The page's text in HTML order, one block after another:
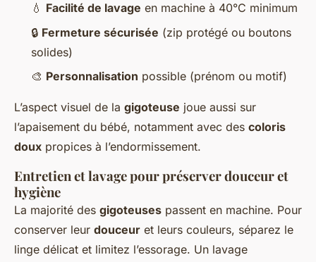
💧 Facilité de lavage en machine à 40°C minimum
🔒 Fermeture sécurisée (zip protégé ou boutons
solides)
🎨 Personnalisation possible (prénom ou motif)
L’aspect visuel de la gigoteuse joue aussi sur
l’apaisement du bébé, notamment avec des coloris
doux propices à l’endormissement.
Entretien et lavage pour préserver douceur et
hygiène
La majorité des gigoteuses passent en machine. Pour
conserver leur douceur et leurs couleurs, séparez le
linge délicat et limitez l’essorage. Un lavage